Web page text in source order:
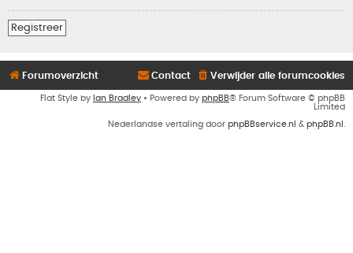
Registreer
Forumoverzicht Verwijder alle forumcookies
Contact
Flat Style by Ian Bradley • Powered by phpBB® Forum Software © phpBB
Limited
Nederlandse vertaling door phpBBservice.nl & phpBB.nl .